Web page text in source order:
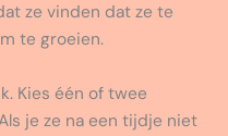
ze vinden dat ze te
te groeien.
Kies één of twee
je ze na een tijdje niet